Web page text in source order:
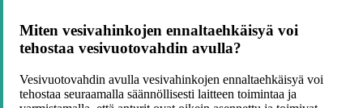
Miten vesivahinkojen ennaltaehkäisyä voi
tehostaa vesivuotovahdin avulla?
Vesivuotovahdin avulla vesivahinkojen ennaltaehkäisyä voi
tehostaa seuraamalla säännöllisesti laitteen toimintaa ja